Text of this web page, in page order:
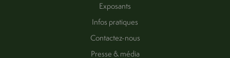
Exposants
Infos pratiques
Contactez-nous
Presse & média